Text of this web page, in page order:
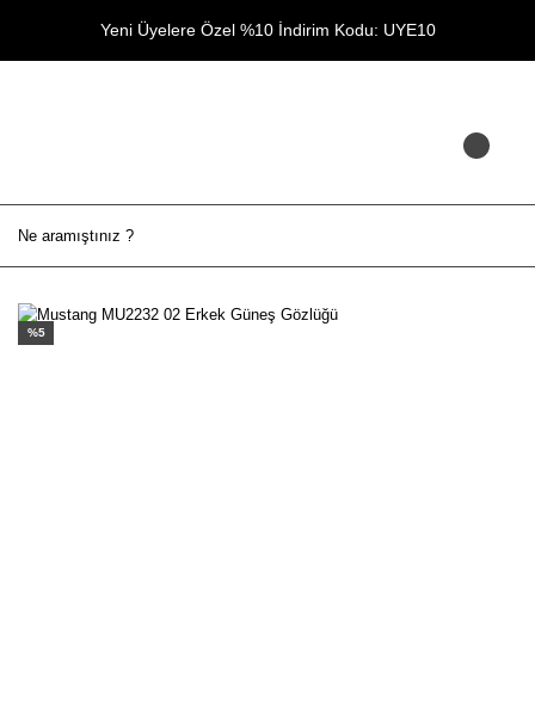
Yeni Üyelere Özel %10 İndirim Kodu: UYE10
%5